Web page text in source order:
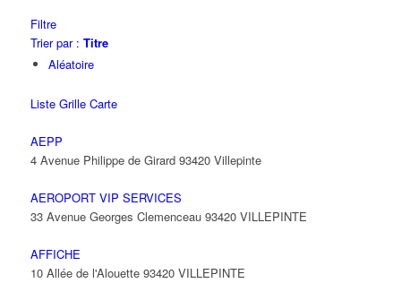
Filtre
Trier par : Titre
Aléatoire
Liste Grille Carte
AEPP
4 Avenue Philippe de Girard 93420 Villepinte
AEROPORT VIP SERVICES
33 Avenue Georges Clemenceau 93420 VILLEPINTE
AFFICHE
10 Allée de l'Alouette 93420 VILLEPINTE